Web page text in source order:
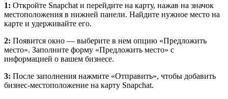
1: Откройте Snapchat и перейдите на карту, нажав на значок
местоположения в нижней панели. Найдите нужное место на
карте и удерживайте его.
2: Появится окно — выберите в нем опцию «Предложить
место». Заполните форму «Предложить место» с
информацией о вашем бизнесе.
3: После заполнения нажмите «Отправить», чтобы добавить
бизнес-местоположение на карту Snapchat.